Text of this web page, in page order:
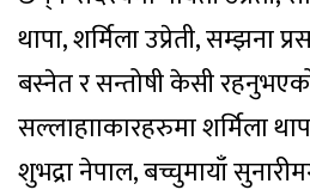
थापा, शर्मिला उप्रेती, सम्झना
बस्नेत र सन्तोषी केसी
सल्लाहााकारहरुमा शर्मिला
शुभद्रा नेपाल, बच्चुमायाँ